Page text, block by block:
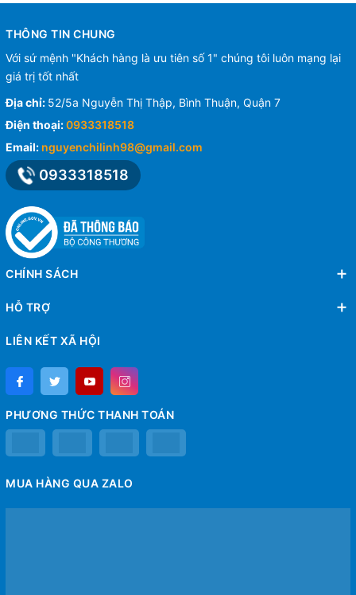
THÔNG TIN CHUNG
Với sứ mệnh "Khách hàng là ưu tiên số 1" chúng tôi luôn mạng lại
giá trị tốt nhất
Địa chỉ: 52/5a Nguyễn Thị Thập, Bình Thuận, Quận 7
Điện thoại:0933318518
Email: nguyenchilinh98@gmail.com
0933318518
CHÍNH SÁCH
HỖ TRỢ
LIÊN KẾT XÃ HỘI
PHƯƠNG THỨC THANH TOÁN
MUA HÀNG QUA ZALO